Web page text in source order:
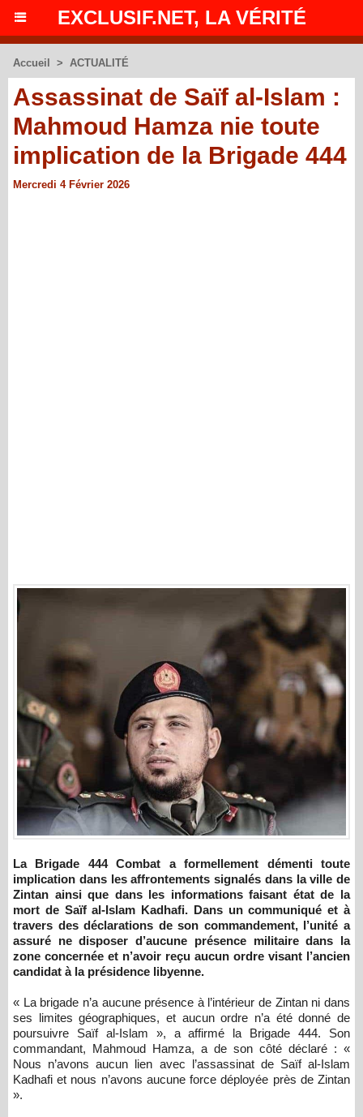
EXCLUSIF.NET, LA VÉRITÉ
Accueil > ACTUALITÉ
Assassinat de Saïf al-Islam :
Mahmoud Hamza nie toute
implication de la Brigade 444
Mercredi 4 Février 2026
La Brigade 444 Combat a formellement démenti toute
implication dans les affrontements signalés dans la ville de
Zintan ainsi que dans les informations faisant état de la
mort de Saïf al-Islam Kadhafi. Dans un communiqué et à
travers des déclarations de son commandement, l’unité a
assuré ne disposer d’aucune présence militaire dans la
zone concernée et n’avoir reçu aucun ordre visant l’ancien
candidat à la présidence libyenne.
« La brigade n’a aucune présence à l’intérieur de Zintan ni dans
ses limites géographiques, et aucun ordre n’a été donné de
poursuivre Saïf al-Islam », a affirmé la Brigade 444. Son
commandant, Mahmoud Hamza, a de son côté déclaré : «
Nous n’avons aucun lien avec l’assassinat de Saïf al-Islam
Kadhafi et nous n’avons aucune force déployée près de Zintan
».